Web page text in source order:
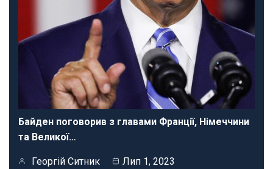
Байден поговорив з главами Франції, Німеччини
та Великої…
Георгій Ситник Лип 1, 2023